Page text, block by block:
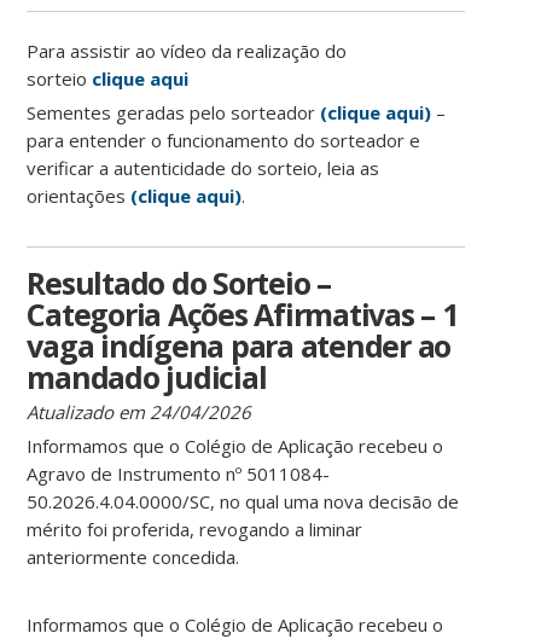
Para assistir ao vídeo da realização do
sorteio clique aqui
Sementes geradas pelo sorteador (clique aqui) –
para entender o funcionamento do sorteador e
verificar a autenticidade do sorteio, leia as
orientações (clique aqui).
Resultado do Sorteio –
Categoria Ações Afirmativas – 1
vaga indígena para atender ao
mandado judicial
Atualizado em 24/04/2026
Informamos que o Colégio de Aplicação recebeu o
Agravo de Instrumento nº 5011084-
50.2026.4.04.0000/SC, no qual uma nova decisão de
mérito foi proferida, revogando a liminar
anteriormente concedida.
Informamos que o Colégio de Aplicação recebeu o